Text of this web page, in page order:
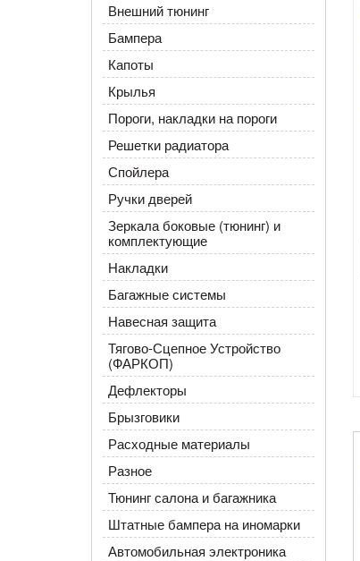
Внешний тюнинг
Бампера
Капоты
Крылья
Пороги, накладки на пороги
Решетки радиатора
Спойлера
Ручки дверей
Зеркала боковые (тюнинг) и
комплектующие
Накладки
Багажные системы
Навесная защита
Тягово-Сцепное Устройство
(ФАРКОП)
Дефлекторы
Брызговики
Расходные материалы
Разное
Тюнинг салона и багажника
Штатные бампера на иномарки
Автомобильная электроника